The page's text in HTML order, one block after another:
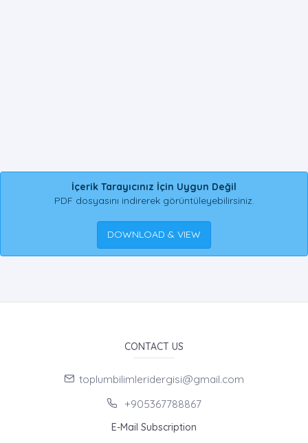
İçerik Tarayıcınız İçin Uygun Değil
PDF dosyasını indirerek görüntüleyebilirsiniz.
DOWNLOAD & VIEW
CONTACT US
toplumbilimleridergisi@gmail.com
+905367788867
E-Mail Subscription